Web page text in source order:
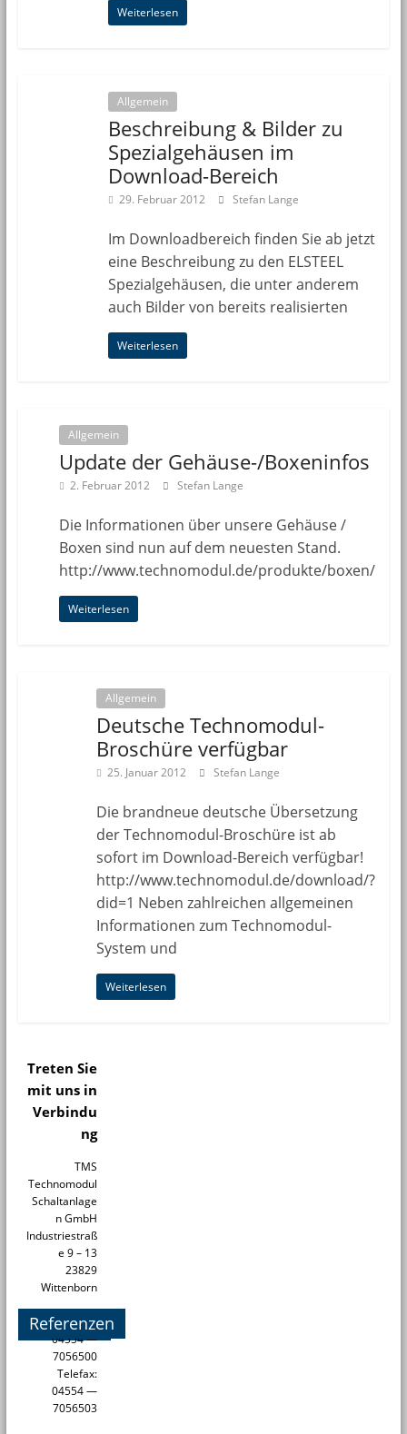
Weiterlesen
Allgemein
Beschreibung & Bilder zu
Spezialgehäusen im
Download-Bereich
29. Februar 2012 Stefan Lange
Im Downloadbereich finden Sie ab jetzt
eine Beschreibung zu den ELSTEEL
Spezialgehäusen, die unter anderem
auch Bilder von bereits realisierten
Weiterlesen
Allgemein
Update der Gehäuse-/Boxeninfos
2. Februar 2012 Stefan Lange
Die Informationen über unsere Gehäuse /
Boxen sind nun auf dem neuesten Stand.
http://www.technomodul.de/produkte/boxen/
Weiterlesen
Allgemein
Deutsche Technomodul-
Broschüre verfügbar
25. Januar 2012 Stefan Lange
Die brandneue deutsche Übersetzung
der Technomodul-Broschüre ist ab
sofort im Download-Bereich verfügbar!
http://www.technomodul.de/download/?
did=1 Neben zahlreichen allgemeinen
Informationen zum Technomodul-
System und
Weiterlesen
Treten Sie
mit uns in
Verbindu
ng
TMS
Technomodul
Schaltanlage
n GmbH
Industriestraß
e 9 – 13
23829
Wittenborn
Telefon:
04554 —
7056500
Telefax:
04554 —
7056503
Referenzen